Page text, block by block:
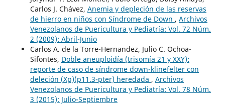
Carlos J. Chávez, Anemia y depleción de las reservas
de hierro en niños con Síndrome de Down , Archivos
Venezolanos de Puericultura y Pediatría: Vol. 72 Núm.
2 (2009): Abril-Junio
Carlos A. de la Torre-Hernandez, Julio C. Ochoa-
Sifontes, Doble aneuploidía (trisomía 21 y XXY):
reporte de caso de síndrome down-klinefelter con
deleción (Xp)(p11.3-pter) heredada , Archivos
Venezolanos de Puericultura y Pediatría: Vol. 78 Núm.
3 (2015): Julio-Septiembre